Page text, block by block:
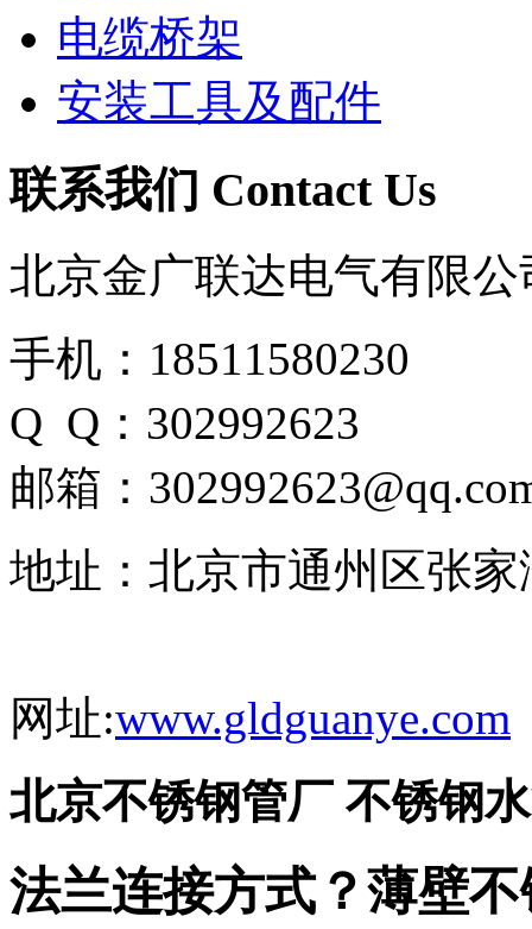
电缆桥架
安装工具及配件
联系我们 Contact Us
北京金广联达电气有限公
手机：18511580230
Q Q：302992623
邮箱：
地址：北京市通州区张
网址:www.gldguanye.com
北京不锈钢管厂 不锈钢
法兰连接方式？薄壁